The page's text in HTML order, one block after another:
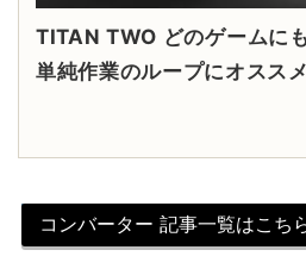
TITAN TWO どのゲームに
単純作業のループにオススメ
コンバーター 記事一覧はこち